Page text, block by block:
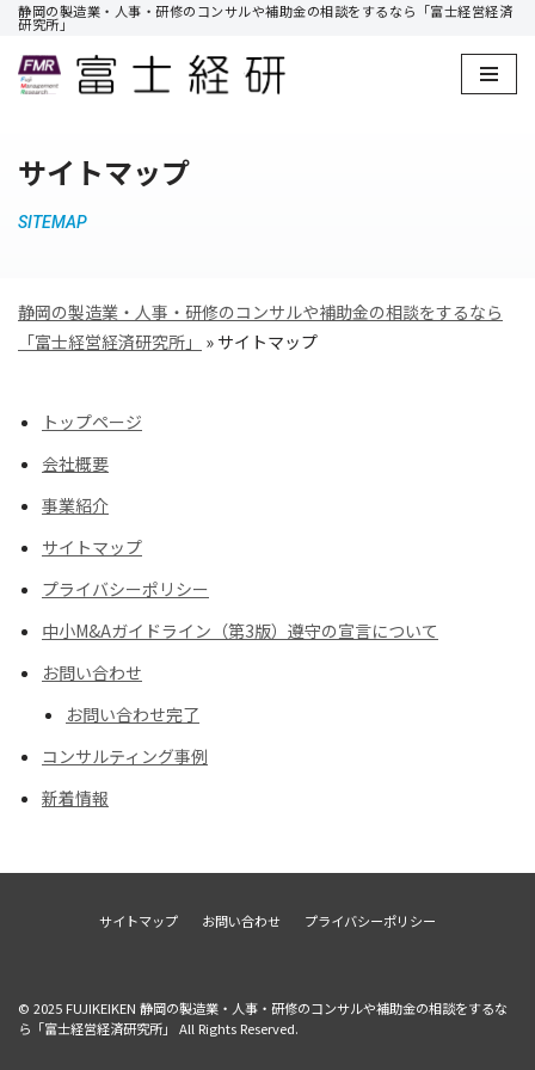
コ
ン
ツ
へ
ッ
プ
静岡の製造業・人事・研修のコンサルや補助金の相談をするなら「富士経営経済
研究所」
サイトマップ
SITEMAP
静岡の製造業・人事・研修のコンサルや補助金の相談をするなら
「富士経営経済研究所」
» サイトマップ
トップページ
会社概要
事業紹介
サイトマップ
プライバシーポリシー
中小M&Aガイドライン（第3版）遵守の宣言について
お問い合わせ
お問い合わせ完了
コンサルティング事例
新着情報
サイトマップ お問い合わせ プライバシーポリシー
© 2025 FUJIKEIKEN 静岡の製造業・人事・研修のコンサルや補助金の相談をするな
ら「富士経営経済研究所」 All Rights Reserved.